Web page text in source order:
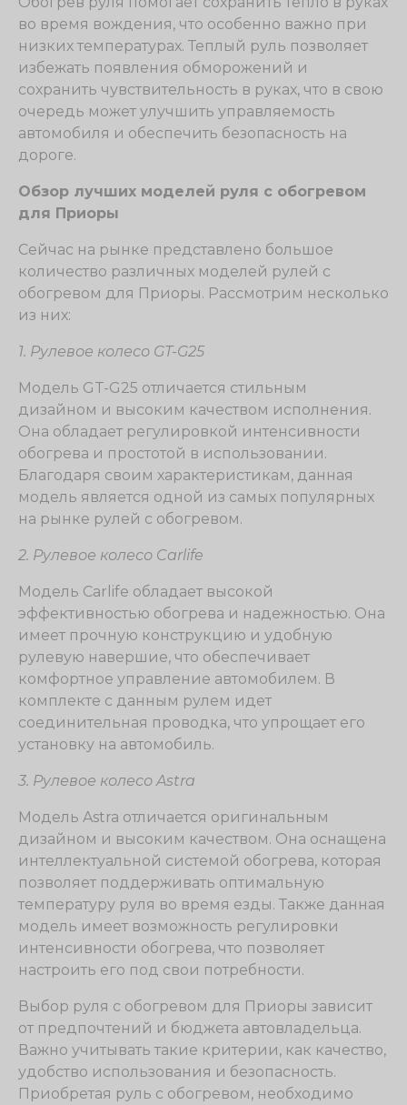
во время вождения, что особенно важно при
низких температурах. Теплый руль позволяет
избежать появления обморожений и
сохранить чувствительность в руках, что в свою
очередь может улучшить управляемость
автомобиля и обеспечить безопасность на
дороге.
Обзор лучших моделей руля с обогревом
для Приоры
Сейчас на рынке представлено большое
количество различных моделей рулей с
обогревом для Приоры. Рассмотрим несколько
из них:
1. Рулевое колесо GT-G25
Модель GT-G25 отличается стильным
дизайном и высоким качеством исполнения.
Она обладает регулировкой интенсивности
обогрева и простотой в использовании.
Благодаря своим характеристикам, данная
модель является одной из самых популярных
на рынке рулей с обогревом.
2. Рулевое колесо Carlife
Модель Carlife обладает высокой
эффективностью обогрева и надежностью. Она
имеет прочную конструкцию и удобную
рулевую навершие, что обеспечивает
комфортное управление автомобилем. В
комплекте с данным рулем идет
соединительная проводка, что упрощает его
установку на автомобиль.
3. Рулевое колесо Astra
Модель Astra отличается оригинальным
дизайном и высоким качеством. Она оснащена
интеллектуальной системой обогрева, которая
позволяет поддерживать оптимальную
температуру руля во время езды. Также данная
модель имеет возможность регулировки
интенсивности обогрева, что позволяет
настроить его под свои потребности.
Выбор руля с обогревом для Приоры зависит
от предпочтений и бюджета автовладельца.
Важно учитывать такие критерии, как качество,
удобство использования и безопасность.
Приобретая руль с обогревом, необходимо